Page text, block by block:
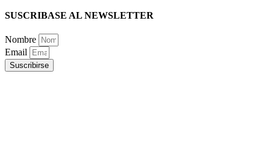
SUSCRIBASE AL NEWSLETTER
Nombre
Email
Suscribirse